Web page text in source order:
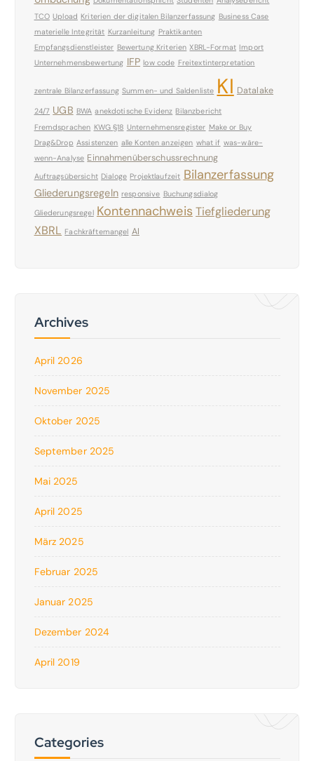
TCO Upload Kriterien der digitalen Bilanzerfassung Business Case
materielle Integrität Kurzanleitung Praktikanten
Empfangsdienstleister Bewertung Kriterien XBRL-Format Import
Unternehmensbewertung IFP low code Freitextinterpretation
zentrale Bilanzerfassung Summen- und Saldenliste KI Datalake
24/7 UGB BWA anekdotische Evidenz Bilanzbericht
Fremdsprachen KWG §18 Unternehmensregister Make or Buy
Drag&Drop Assistenzen alle Konten anzeigen what if was-wäre-
wenn-Analyse Einnahmenüberschussrechnung
Auftragsübersicht Dialoge Projektlaufzeit Bilanzerfassung
Gliederungsregeln responsive Buchungsdialog
Gliederungsregel Kontennachweis Tiefgliederung
XBRL Fachkräftemangel AI
Archives
April 2026
November 2025
Oktober 2025
September 2025
Mai 2025
April 2025
März 2025
Februar 2025
Januar 2025
Dezember 2024
April 2019
Categories